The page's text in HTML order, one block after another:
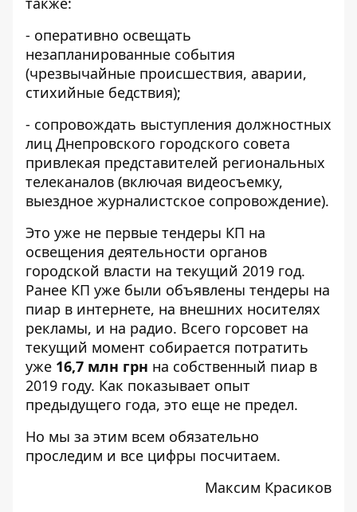
- оперативно освещать
незапланированные события
(чрезвычайные происшествия, аварии,
стихийные бедствия);
- сопровождать выступления должностных
лиц Днепровского городского совета
привлекая представителей региональных
телеканалов (включая видеосъемку,
выездное журналистское сопровождение).
Это уже не первые тендеры КП на
освещения деятельности органов
городской власти на текущий 2019 год.
Ранее КП уже были объявлены тендеры на
пиар в интернете, на внешних носителях
рекламы, и на радио. Всего горсовет на
текущий момент собирается потратить
уже 16,7 млн грн на собственный пиар в
2019 году. Как показывает опыт
предыдущего года, это еще не предел.
Но мы за этим всем обязательно
проследим и все цифры посчитаем.
Максим Красиков